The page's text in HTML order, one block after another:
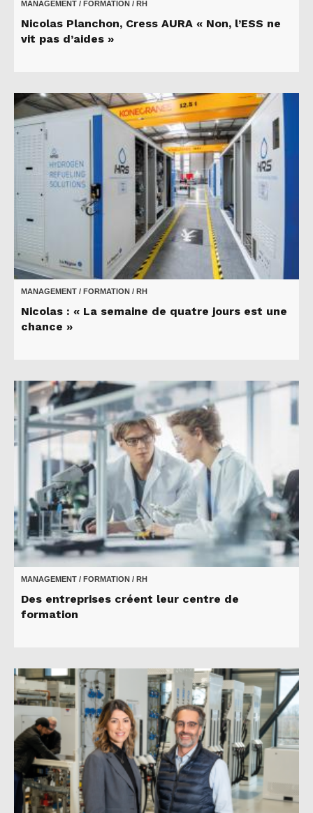
MANAGEMENT / FORMATION / RH
Nicolas Planchon, Cress AURA « Non, l’ESS ne
vit pas d’aides »
MANAGEMENT / FORMATION / RH
Nicolas : « La semaine de quatre jours est une
chance »
MANAGEMENT / FORMATION / RH
Des entreprises créent leur centre de
formation